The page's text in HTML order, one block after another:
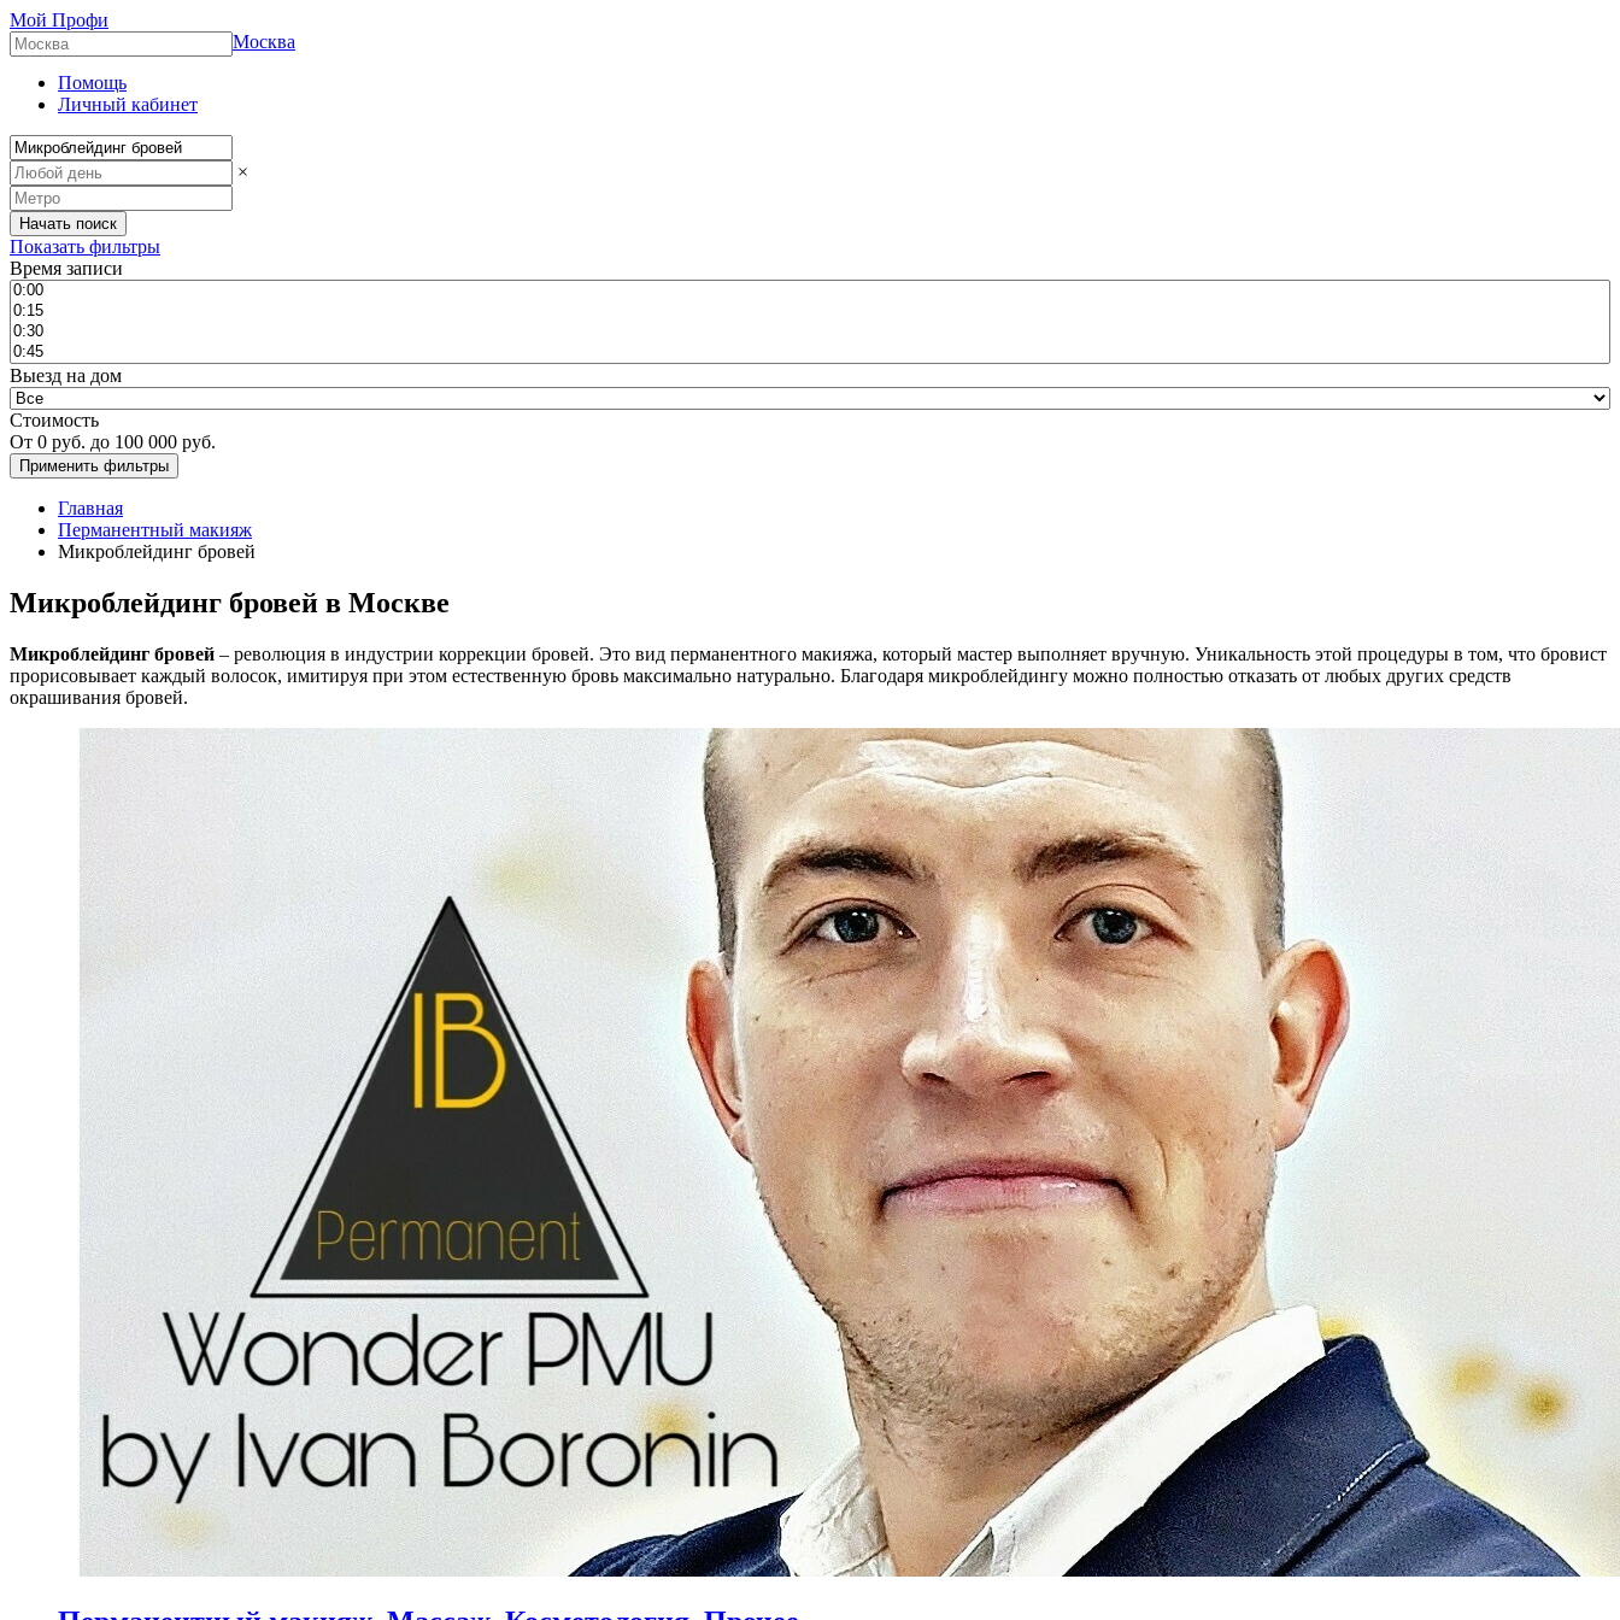
Мой Профи
Москва
Помощь
Личный кабинет
×
Показать фильтры
Время записи
Выезд на дом
Стоимость
От 0 руб. до 100 000 руб.
Главная
Перманентный макияж
Микроблейдинг бровей
Микроблейдинг бровей в Москве
Микроблейдинг бровей – революция в индустрии коррекции бровей. Это вид перманентного макияжа, который мастер выполняет вручную. Уникальность этой процедуры в том, что бровист
прорисовывает каждый волосок, имитируя при этом естественную бровь максимально натурально. Благодаря микроблейдингу можно полностью отказать от любых других средств
окрашивания бровей.